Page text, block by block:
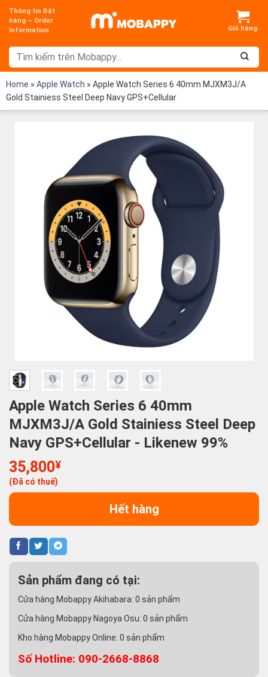
Chuyển
đến
dung
Thông tin Đặt
hàng – Order
Information
Home » Apple Watch » Apple Watch Series 6 40mm MJXM3J/A
Gold Stainiess Steel Deep Navy GPS+Cellular
Apple Watch Series 6 40mm
MJXM3J/A Gold Stainiess Steel Deep
Navy GPS+Cellular - Likenew 99%
35,800¥
(Đã có thuế)
Hết hàng
Sản phẩm đang có tại:
Cửa hàng Mobappy Akihabara: 0 sản phẩm
Cửa hàng Mobappy Nagoya Osu: 0 sản phẩm
Kho hàng Mobappy Online: 0 sản phẩm
Số Hotline: 090-2668-8868